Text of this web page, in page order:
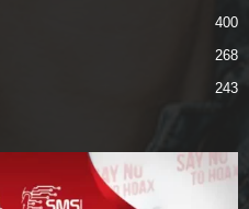
400
268
243